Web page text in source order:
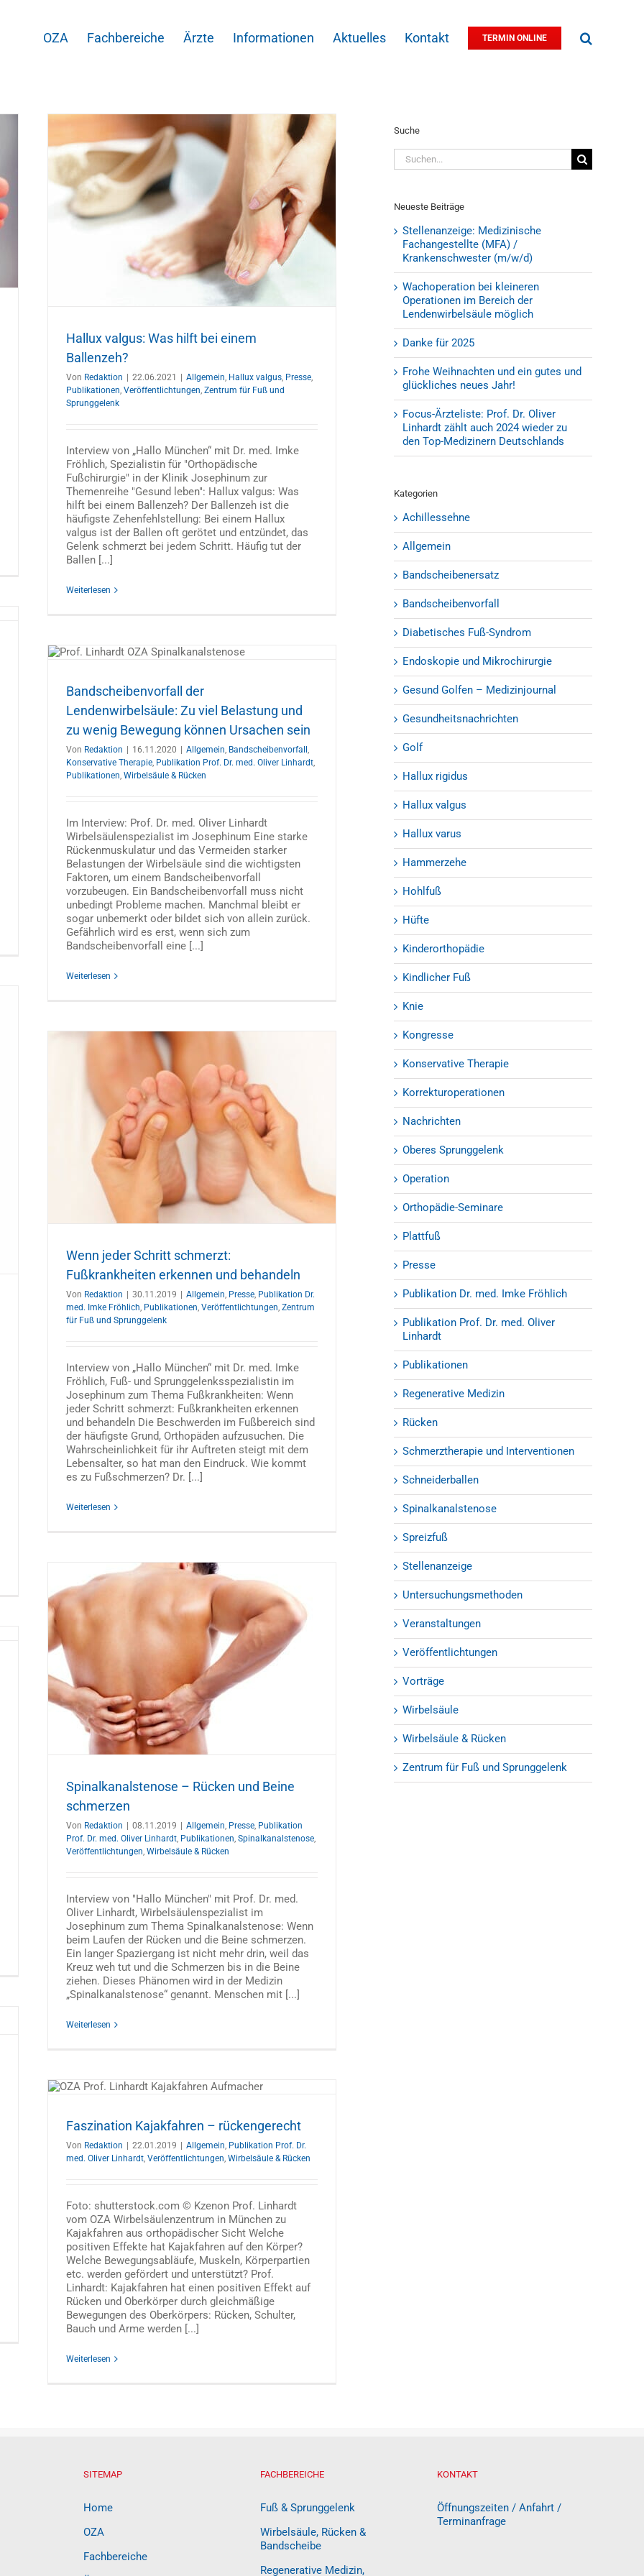
OZA Fachbereiche Ärzte Informationen Aktuelles Kontakt TERMIN ONLINE
Hallux valgus: Was hilft bei einem
Ballenzeh?
Von Redaktion 22.06.2021 Allgemein, Hallux valgus, Presse,
Publikationen, Veröffentlichtungen, Zentrum für Fuß und
Sprunggelenk
Interview von „Hallo München“ mit Dr. med. Imke
Fröhlich, Spezialistin für "Orthopädische
Fußchirurgie" in der Klinik Josephinum zur
Themenreihe "Gesund leben": Hallux valgus: Was
hilft bei einem Ballenzeh? Der Ballenzeh ist die
häufigste Zehenfehlstellung: Bei einem Hallux
valgus ist der Ballen oft gerötet und entzündet, das
Gelenk schmerzt bei jedem Schritt. Häufig tut der
Ballen [...]
Weiterlesen
Bandscheibenvorfall der
Lendenwirbelsäule: Zu viel Belastung und
zu wenig Bewegung können Ursachen sein
Von Redaktion 16.11.2020 Allgemein, Bandscheibenvorfall ,
Konservative Therapie, Publikation Prof. Dr. med. Oliver Linhardt,
Publikationen, Wirbelsäule & Rücken
Im Interview: Prof. Dr. med. Oliver Linhardt
Wirbelsäulenspezialist im Josephinum Eine starke
Rückenmuskulatur und das Vermeiden starker
Belastungen der Wirbelsäule sind die wichtigsten
Faktoren, um einem Bandscheibenvorfall
vorzubeugen. Ein Bandscheibenvorfall muss nicht
unbedingt Probleme machen. Manchmal bleibt er
sogar unbemerkt oder bildet sich von allein zurück.
Gefährlich wird es erst, wenn sich zum
Bandscheibenvorfall eine [...]
Weiterlesen
Wenn jeder Schritt schmerzt:
Fußkrankheiten erkennen und behandeln
Von Redaktion 30.11.2019 Allgemein, Presse, Publikation Dr.
med. Imke Fröhlich, Publikationen, Veröffentlichtungen, Zentrum
für Fuß und Sprunggelenk
Interview von „Hallo München“ mit Dr. med. Imke
Fröhlich, Fuß- und Sprunggelenksspezialistin im
Josephinum zum Thema Fußkrankheiten: Wenn
jeder Schritt schmerzt: Fußkrankheiten erkennen
und behandeln Die Beschwerden im Fußbereich sind
der häufigste Grund, Orthopäden aufzusuchen. Die
Wahrscheinlichkeit für ihr Auftreten steigt mit dem
Lebensalter, so hat man den Eindruck. Wie kommt
es zu Fußschmerzen? Dr. [...]
Weiterlesen
Spinalkanalstenose – Rücken und Beine
schmerzen
Von Redaktion 08.11.2019 Allgemein, Presse, Publikation
Prof. Dr. med. Oliver Linhardt, Publikationen, Spinalkanalstenose,
Veröffentlichtungen, Wirbelsäule & Rücken
Interview von "Hallo München" mit Prof. Dr. med.
Oliver Linhardt, Wirbelsäulenspezialist im
Josephinum zum Thema Spinalkanalstenose: Wenn
beim Laufen der Rücken und die Beine schmerzen.
Ein langer Spaziergang ist nicht mehr drin, weil das
Kreuz weh tut und die Schmerzen bis in die Beine
ziehen. Dieses Phänomen wird in der Medizin
„Spinalkanalstenose“ genannt. Menschen mit [...]
Weiterlesen
Faszination Kajakfahren – rückengerecht
Von Redaktion 22.01.2019 Allgemein, Publikation Prof. Dr.
med. Oliver Linhardt, Veröffentlichtungen, Wirbelsäule & Rücken
Foto: shutterstock.com © Kzenon Prof. Linhardt
vom OZA Wirbelsäulenzentrum in München zu
Kajakfahren aus orthopädischer Sicht Welche
positiven Effekte hat Kajakfahren auf den Körper?
Welche Bewegungsabläufe, Muskeln, Körperpartien
etc. werden gefördert und unterstützt? Prof.
Linhardt: Kajakfahren hat einen positiven Effekt auf
Rücken und Oberkörper durch gleichmäßige
Bewegungen des Oberkörpers: Rücken, Schulter,
Bauch und Arme werden [...]
Weiterlesen
Suche
Suche
nach:
Neueste Beiträge
Stellenanzeige: Medizinische
Fachangestellte (MFA) /
Krankenschwester (m/w/d)
Wachoperation bei kleineren
Operationen im Bereich der
Lendenwirbelsäule möglich
Danke für 2025
Frohe Weihnachten und ein gutes und
glückliches neues Jahr!
Focus-Ärzteliste: Prof. Dr. Oliver
Linhardt zählt auch 2024 wieder zu
den Top-Medizinern Deutschlands
Kategorien
Achillessehne
Allgemein
Bandscheibenersatz
Bandscheibenvorfall
Diabetisches Fuß-Syndrom
Endoskopie und Mikrochirurgie
Gesund Golfen – Medizinjournal
Gesundheitsnachrichten
Golf
Hallux rigidus
Hallux valgus
Hallux varus
Hammerzehe
Hohlfuß
Hüfte
Kinderorthopädie
Kindlicher Fuß
Knie
Kongresse
Konservative Therapie
Korrekturoperationen
Nachrichten
Oberes Sprunggelenk
Operation
Orthopädie-Seminare
Plattfuß
Presse
Publikation Dr. med. Imke Fröhlich
Publikation Prof. Dr. med. Oliver
Linhardt
Publikationen
Regenerative Medizin
Rücken
Schmerztherapie und Interventionen
Schneiderballen
Spinalkanalstenose
Spreizfuß
Stellenanzeige
Untersuchungsmethoden
Veranstaltungen
Veröffentlichtungen
Vorträge
Wirbelsäule
Wirbelsäule & Rücken
Zentrum für Fuß und Sprunggelenk
SITEMAP
Home
OZA
Fachbereiche
FACHBEREICHE
Fuß & Sprunggelenk
Wirbelsäule, Rücken &
Bandscheibe
Regenerative Medizin,
KONTAKT
Öffnungszeiten / Anfahrt /
Terminanfrage